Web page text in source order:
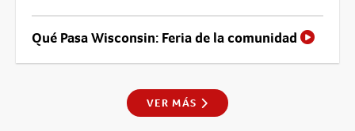
Qué Pasa Wisconsin: Feria de la comunidad
VER MÁS